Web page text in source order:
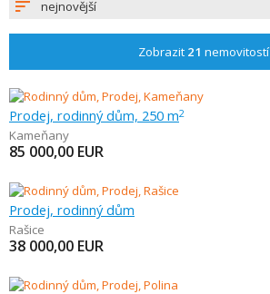
nejnovější
Zobrazit 21 nemovitostí
Prodej, rodinný dům, 250 m2
Kameňany
85 000,00 EUR
Prodej, rodinný dům
Rašice
38 000,00 EUR